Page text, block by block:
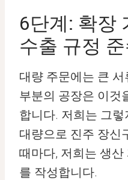
6단계: 확장
수출 규정
대량 주문에는 큰
부분의 공장은 이것
합니다. 저희는 그
대량으로 진주 장신
때마다, 저희는 생
를 작성합니다.